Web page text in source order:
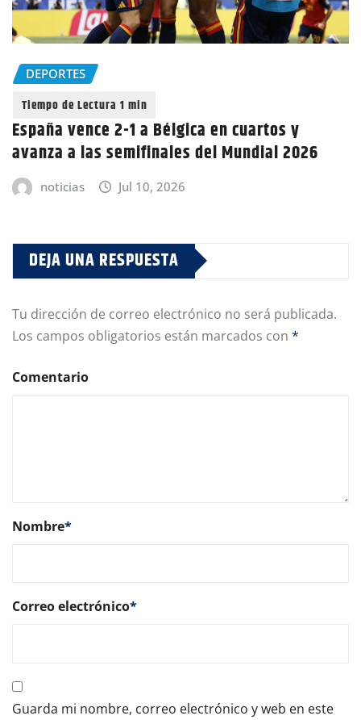
DEPORTES
España vence 2-1 a Bélgica en cuartos y
avanza a las semifinales del Mundial 2026
noticias Jul 10, 2026
DEJA UNA RESPUESTA
Tu dirección de correo electrónico no será publicada.
Los campos obligatorios están marcados con *
Comentario
Nombre*
Correo electrónico*
Guarda mi nombre, correo electrónico y web en este